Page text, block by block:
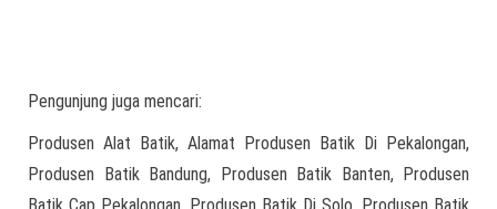
Pengunjung juga mencari:
Produsen Alat Batik, Alamat Produsen Batik Di Pekalongan,
Produsen Batik Bandung, Produsen Batik Banten, Produsen